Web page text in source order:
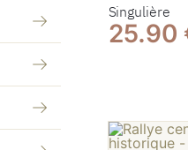
Singulière
25.90